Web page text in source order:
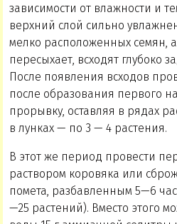
зависимости от влажности и
верхний слой сильно
мелко расположенных семян, а
пересыхает, всходят глубоко
После появления всходов
после образования первого
прорывку, оставляя в рядах
в лунках — по 3 — 4 растения.
В этот же период провести
раствором коровяка или
помета, разбавленным 5—6
—25 растений). Вместо этого